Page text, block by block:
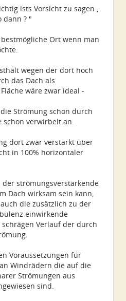
ists Vorsicht zu sagen ,
dann ? "
Ort wenn man
wegen der dort hoch
das Dach als
wäre zwar ideal -
Strömung schon durch
schon verwirbelt an.
dort zwar verstärkt über
in 100% horizontaler
der strömungsverstärkende
Dach wirksam sein kann,
die zusätzlich zu der
einwirkende
Verlauf der durch
Voraussetzungen für
Windrädern die auf die
Strömungen aus
sind.